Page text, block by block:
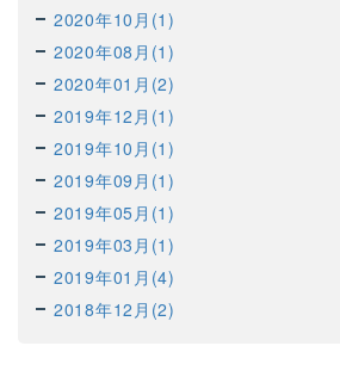
2020年10月(1)
2020年08月(1)
2020年01月(2)
2019年12月(1)
2019年10月(1)
2019年09月(1)
2019年05月(1)
2019年03月(1)
2019年01月(4)
2018年12月(2)